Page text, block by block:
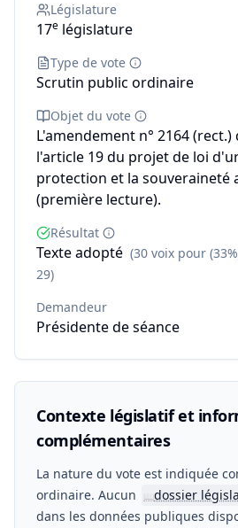
Législature
17e législature
Type de vote
Scrutin public ordinaire
Objet du vote
L'amendement n° 2164
l'article 19 du projet de loi
protection et la souveraineté
(première lecture).
Résultat
Texte adopté (30 voix pour
29)
Demandeur
Présidente de séance
Contexte législatif et
complémentaires
La nature du vote est indiquée
ordinaire. Aucun
📖dossier
dans les données publiques